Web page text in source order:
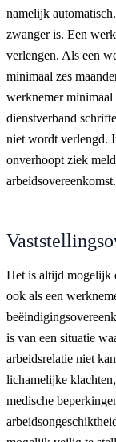
namelijk
zwanger is. Een
verlengen. Als een
minimaal zes
werknemer minimaal
dienstverband
niet wordt verlengd.
onverhoopt ziek
Het is altijd mogelijk
ook als een
is van een situatie
arbeidsrelatie niet
lichamelijke
medische